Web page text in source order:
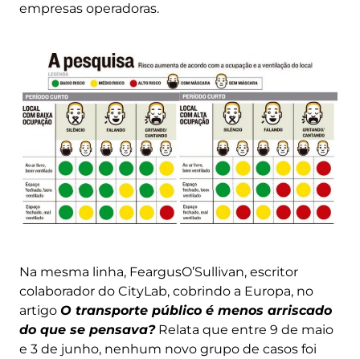
empresas operadoras.
Na mesma linha, FeargusO’Sullivan, escritor
colaborador do CityLab, cobrindo a Europa, no
artigo O transporte público é menos arriscado
do que se pensava?Relata que entre 9 de maio
e 3 de junho, nenhum novo grupo de casos foi